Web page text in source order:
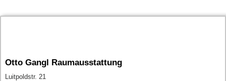
Otto Gangl Raumausstattung
Luitpoldstr. 21